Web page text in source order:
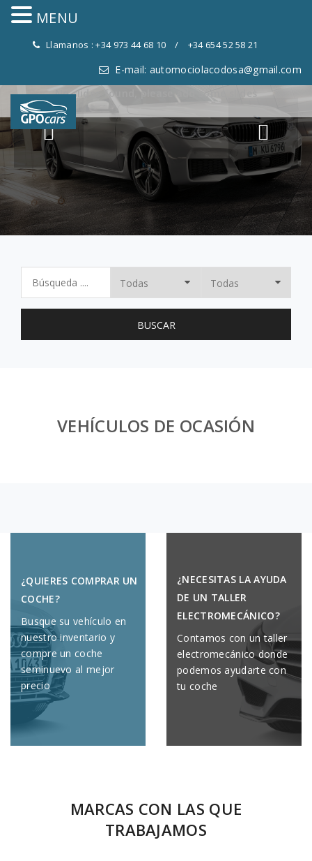
Llamanos : +34 973 44 68 10 / +34 654 52 58 21
E-mail: automociolacodosa@gmail.com
No slides found, please add some slides
BUSCAR
VEHÍCULOS DE OCASIÓN
¿QUIERES COMPRAR UN
COCHE?
Busque su vehículo en
nuestro inventario y
compre un coche
seminuevo al mejor
precio
¿NECESITAS LA AYUDA
DE UN TALLER
ELECTROMECÁNICO?
Contamos con un taller
electromecánico donde
podemos ayudarte con
tu coche
MARCAS CON LAS QUE
TRABAJAMOS
MENU